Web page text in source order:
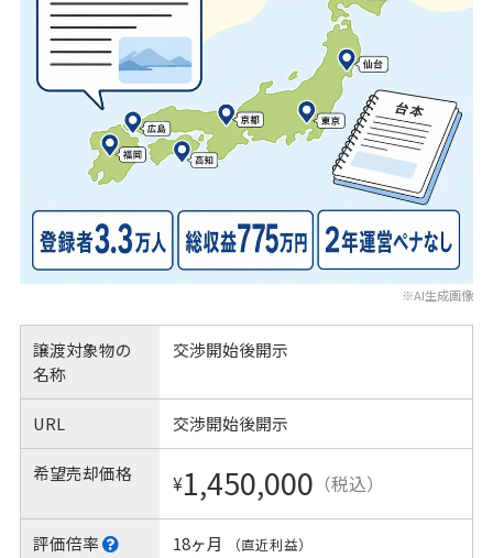
※AI生成画像
譲渡対象物の
名称
交渉開始後開示
URL 交渉開始後開示
希望売却価格 ¥1,450,000 （税込）
評価倍率 18ヶ月 （直近利益）